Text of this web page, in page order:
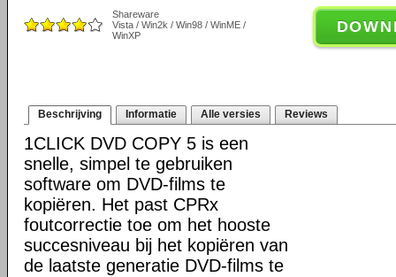
Shareware
Vista / Win2k / Win98 / WinME /
WinXP
Beschrijving Informatie Alle versies Reviews
1CLICK DVD COPY 5 is een
snelle, simpel te gebruiken
software om DVD-films te
kopiëren. Het past CPRx
foutcorrectie toe om het hooste
succesniveau bij het kopiëren van
de laatste generatie DVD-films te